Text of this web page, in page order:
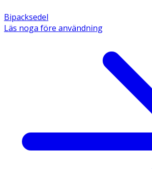
Bipacksedel
Läs noga före användning